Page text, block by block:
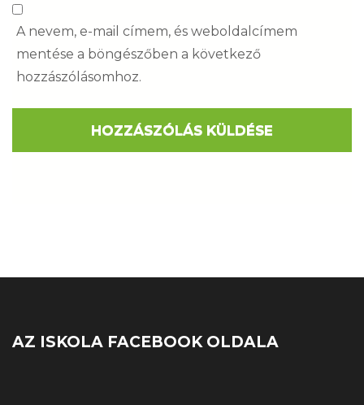
A nevem, e-mail címem, és weboldalcímem
mentése a böngészőben a következő
hozzászólásomhoz.
AZ ISKOLA FACEBOOK OLDALA